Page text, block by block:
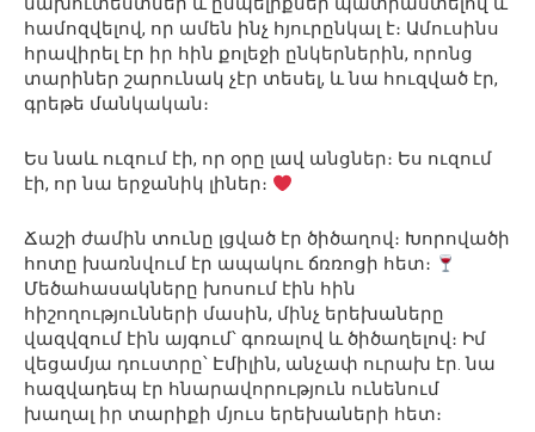
համոզվելով, որ ամեն ինչ հյուրընկալ է։ Ամուսինս
հրավիրել էր իր հին քոլեջի ընկերներին, որոնց
տարիներ շարունակ չէր տեսել, և նա հուզված էր,
գրեթե մանկական։
Ես նաև ուզում էի, որ օրը լավ անցներ։ Ես ուզում
էի, որ նա երջանիկ լիներ։
Ճաշի ժամին տունը լցված էր ծիծաղով։ Խորովածի
հոտը խառնվում էր ապակու ճռռոցի հետ։
Մեծահասակները խոսում էին հին
հիշողությունների մասին, մինչ երեխաները
վազվզում էին այգում՝ գոռալով և ծիծաղելով։ Իմ
վեցամյա դուստրը՝ Էմիլին, անչափ ուրախ էր. նա
հազվադեպ էր հնարավորություն ունենում
խաղալ իր տարիքի մյուս երեխաների հետ։